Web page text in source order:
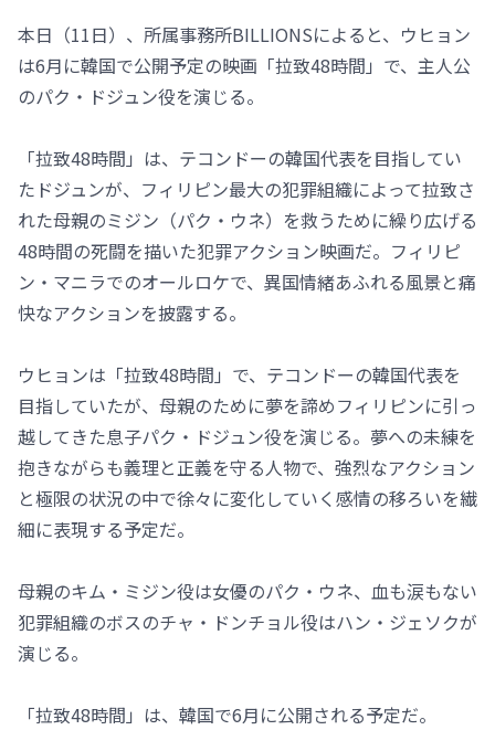
本日（11日）、所属事務所BILLIONSによると、ウヒョン
は6月に韓国で公開予定の映画「拉致48時間」で、主人公
のパク・ドジュン役を演じる。
「拉致48時間」は、テコンドーの韓国代表を目指してい
たドジュンが、フィリピン最大の犯罪組織によって拉致さ
れた母親のミジン（パク・ウネ）を救うために繰り広げる
48時間の死闘を描いた犯罪アクション映画だ。フィリピ
ン・マニラでのオールロケで、異国情緒あふれる風景と痛
快なアクションを披露する。
ウヒョンは「拉致48時間」で、テコンドーの韓国代表を
目指していたが、母親のために夢を諦めフィリピンに引っ
越してきた息子パク・ドジュン役を演じる。夢への未練を
抱きながらも義理と正義を守る人物で、強烈なアクション
と極限の状況の中で徐々に変化していく感情の移ろいを繊
細に表現する予定だ。
母親のキム・ミジン役は女優のパク・ウネ、血も涙もない
犯罪組織のボスのチャ・ドンチョル役はハン・ジェソクが
演じる。
「拉致48時間」は、韓国で6月に公開される予定だ。